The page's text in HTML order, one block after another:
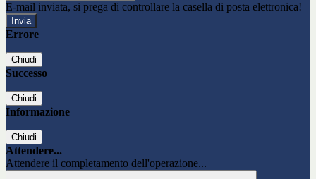
E-mail inviata, si prega di controllare la casella di posta elettronica!
Errore
Chiudi
Successo
Chiudi
Informazione
Chiudi
Attendere...
Attendere il completamento dell'operazione...